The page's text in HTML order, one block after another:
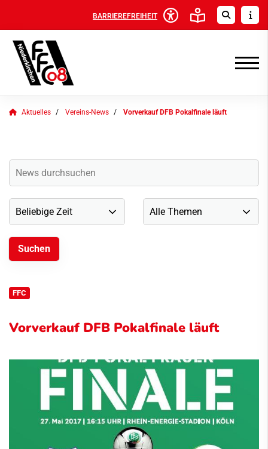
BARRIEREFREIHEIT
Aktuelles Vereins-News Vorverkauf DFB Pokalfinale läuft
FFC
Vorverkauf DFB Pokalfinale läuft